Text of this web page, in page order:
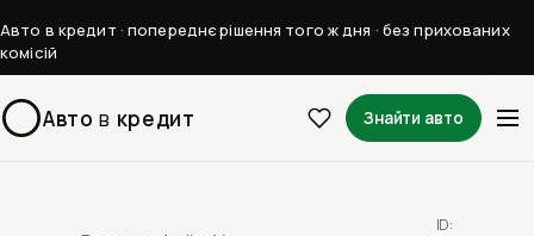
Авто в кредит · попереднє рішення того ж дня · без прихованих
комісій
Авто в кредит Знайти авто
ID: